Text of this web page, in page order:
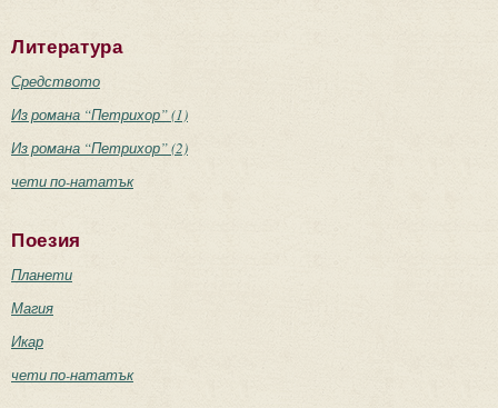
Литература
Средството
Из романа “Петрихор” (1)
Из романа “Петрихор” (2)
чети по-нататък
Поезия
Планети
Магия
Икар
чети по-нататък